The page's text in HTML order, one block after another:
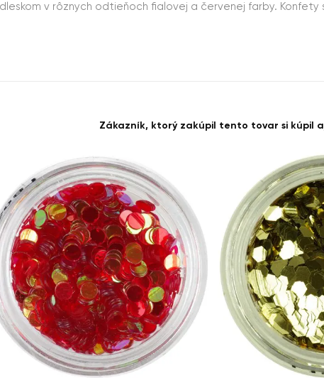
v rôznych odtieňoch fialovej a červenej farby. Konfety
Zákazník, ktorý zakúpil tento tovar si kúpil